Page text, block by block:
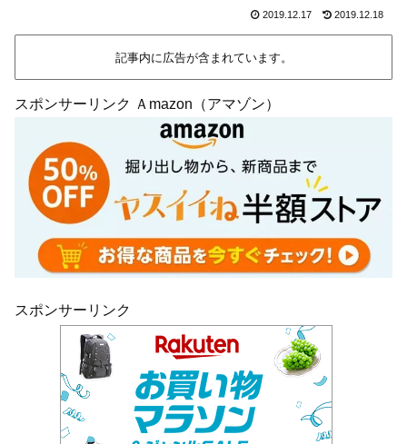
2019.12.17 2019.12.18
記事内に広告が含まれています。
スポンサーリンク Ａmazon（アマゾン）
スポンサーリンク